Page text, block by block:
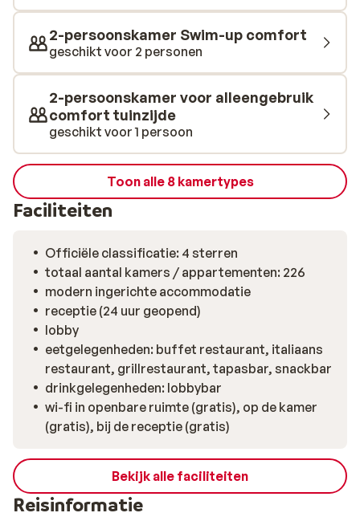
keukens van verschillende nationaliteiten. Van Italiaans
tot Braziliaans, allemaal even, vers, culinair en een
feestje om van te mogen proeven. Waag in de avond
nog een dansje in de One Tapas & Bar met een drankje
2-persoonskamer Swim-up comfort
geschikt voor 2 personen
2-persoonskamer voor alleengebruik
comfort tuinzijde
geschikt voor 1 persoon
Toon alle 8 kamertypes
Faciliteiten
Officiële classificatie: 4 sterren
totaal aantal kamers / appartementen: 226
modern ingerichte accommodatie
receptie (24 uur geopend)
lobby
eetgelegenheden: buffet restaurant, italiaans
restaurant, grillrestaurant, tapasbar, snackbar
drinkgelegenheden: lobbybar
wi-fi in openbare ruimte (gratis), op de kamer
(gratis), bij de receptie (gratis)
Bekijk alle faciliteiten
Reisinformatie